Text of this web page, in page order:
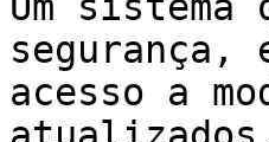
segurança,
acesso a